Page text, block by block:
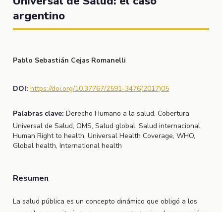
argentino
Pablo Sebastián Cejas Romanelli
DOI: https://doi.org/10.37767/2591-3476(2017)05
Palabras clave: Derecho Humano a la salud, Cobertura
Universal de Salud, OMS, Salud global, Salud internacional,
Human Right to health, Universal Health Coverage, WHO,
Global health, International health
Resumen
La salud pública es un concepto dinámico que obligó a los